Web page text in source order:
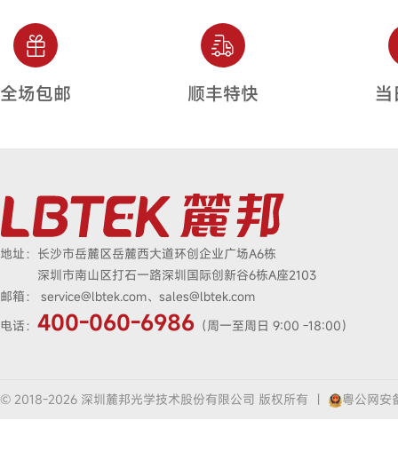
全场包邮 顺丰特快 当
地址： 长沙市岳麓区岳麓西大道环创企业广场A6栋
深圳市南山区打石一路深圳国际创新谷6栋A座2103
邮箱： service@lbtek.com、sales@lbtek.com
电话： 400-060-6986 （周一至周日 9:00 -18:00）
© 2018-2026 深圳麓邦光学技术股份有限公司 版权所有 粤公网安